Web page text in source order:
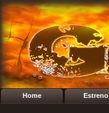
Home Estreno